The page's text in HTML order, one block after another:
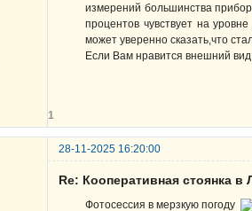
измерений большинства
процентов чувствует на
может уверенно сказать,что
Если Вам нравится внешний
1
28-11-2025 16:20:00
Re: Кооперативная стоянка в
Фотосессия в мерзкую погоду